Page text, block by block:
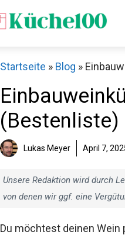
Startseite » Blog »
(Bestenliste)
Lukas Meyer April 7,
Unsere Redaktion wird durch
von denen wir ggf. eine
Du möchtest deinen Wein